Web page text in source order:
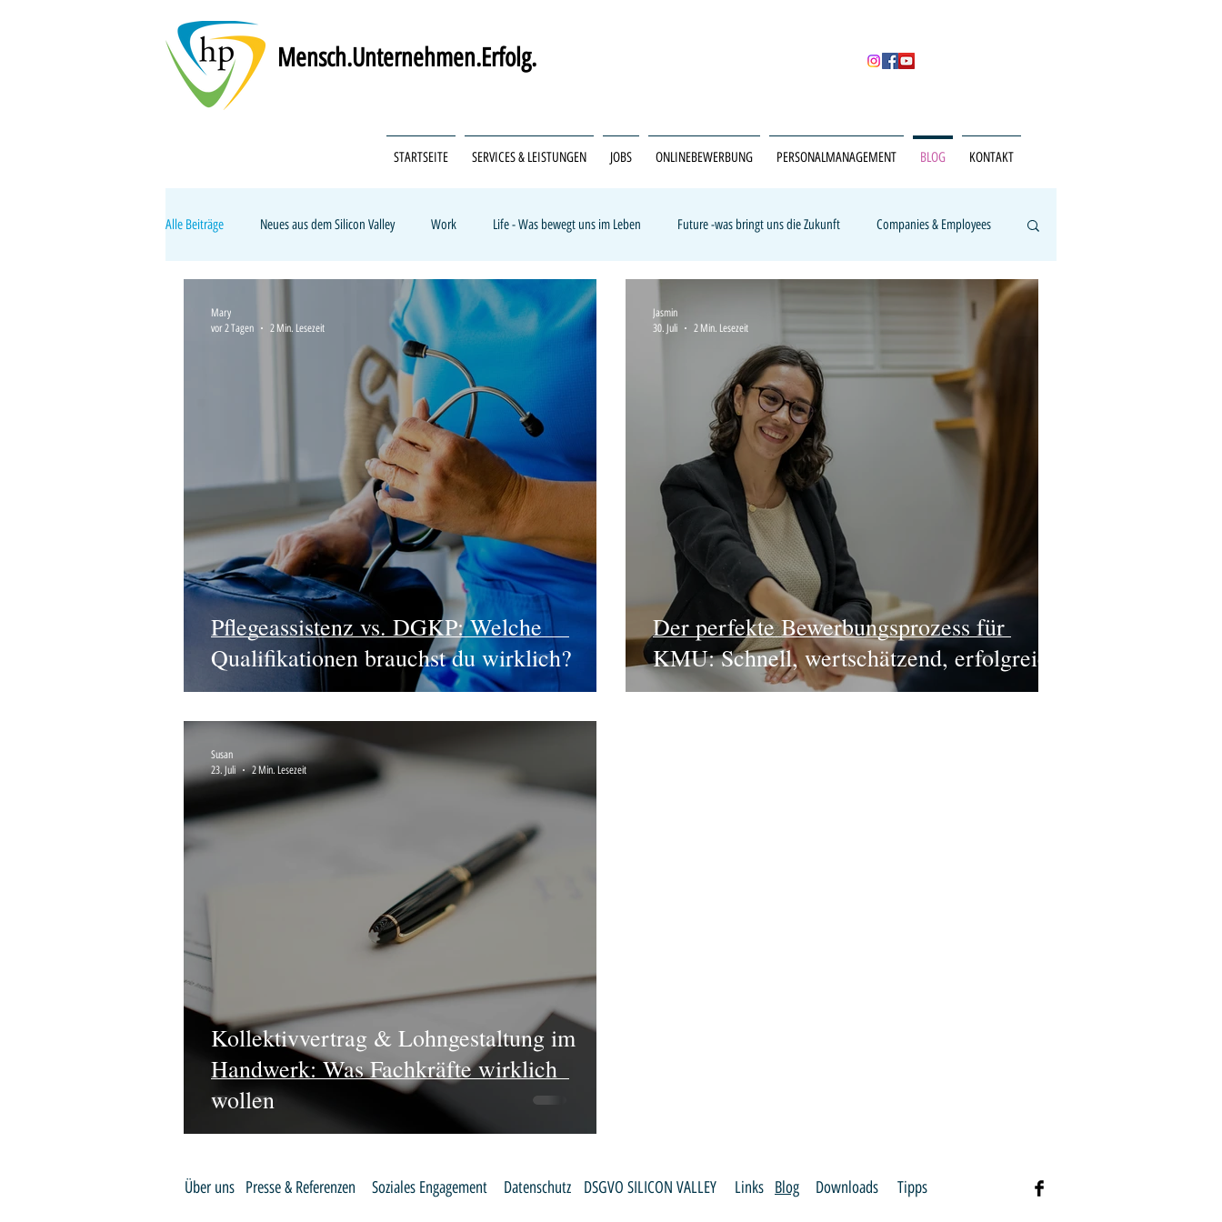
Mensch.Unternehmen.Erfolg.
STARTSEITE SERVICES & LEISTUNGEN JOBS ONLINEBEWERBUNG PERSONALMANAGEMENT BLOG KONTAKT
Alle Beiträge Neues aus dem Silicon Valley Work Life - Was bewegt uns im Leben Future -was bringt uns die Zukunft Companies & Employees
Handwerk & Trades Pflege & Medizin
Pflegeassistenz vs. DGKP: Welche
Qualifikationen brauchst du wirklich?
Mary
vor 2 Tagen
2 Min. Lesezeit
Der perfekte Bewerbungsprozess für
KMU: Schnell, wertschätzend, erfolgreich
Jasmin
30. Juli
2 Min. Lesezeit
Kollektivvertrag & Lohngestaltung im
Handwerk: Was Fachkräfte wirklich
wollen
Susan
23. Juli
2 Min. Lesezeit
Über uns Presse & Referenzen Soziales Engagement Datenschutz DSGVO SILICON VALLEY Links Blog Downloads Tipps